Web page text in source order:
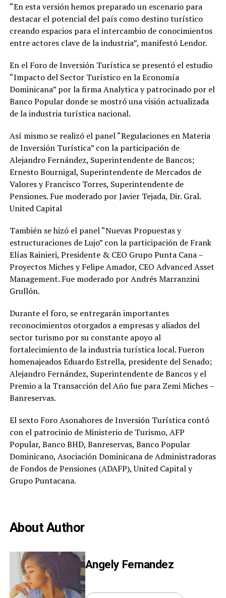
“En esta versión hemos preparado un escenario para
destacar el potencial del país como destino turístico
creando espacios para el intercambio de conocimientos
entre actores clave de la industria”, manifestó Lendor.
En el Foro de Inversión Turística se presentó el estudio
“Impacto del Sector Turístico en la Economía
Dominicana” por la firma Analytica y patrocinado por el
Banco Popular donde se mostró una visión actualizada
de la industria turística nacional.
Así mismo se realizó el panel “Regulaciones en Materia
de Inversión Turística” con la participación de
Alejandro Fernández, Superintendente de Bancos;
Ernesto Bournigal, Superintendente de Mercados de
Valores y Francisco Torres, Superintendente de
Pensiones. Fue moderado por Javier Tejada, Dir. Gral.
United Capital
También se hizó el panel “Nuevas Propuestas y
estructuraciones de Lujo” con la participación de Frank
Elías Rainieri, Presidente & CEO Grupo Punta Cana –
Proyectos Miches y Felipe Amador, CEO Advanced Asset
Management. Fue moderado por Andrés Marranzini
Grullón.
Durante el foro, se entregarán importantes
reconocimientos otorgados a empresas y aliados del
sector turismo por su constante apoyo al
fortalecimiento de la industria turística local. Fueron
homenajeados Eduardo Estrella, presidente del Senado;
Alejandro Fernández, Superintendente de Bancos y el
Premio a la Transacción del Año fue para Zemi Miches –
Banreservas.
El sexto Foro Asonahores de Inversión Turística contó
con el patrocinio de Ministerio de Turismo, AFP
Popular, Banco BHD, Banreservas, Banco Popular
Dominicano, Asociación Dominicana de Administradoras
de Fondos de Pensiones (ADAFP), United Capital y
Grupo Puntacana.
About Author
Angely Fernandez